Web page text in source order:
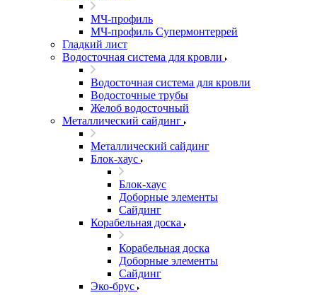
МЧ-профиль
МЧ-профиль Супермонтеррей
Гладкий лист
Водосточная система для кровли
Водосточная система для кровли
Водосточные трубы
Желоб водосточный
Металлический сайдинг
Металлический сайдинг
Блок-хаус
Блок-хаус
Доборные элементы
Сайдинг
Корабельная доска
Корабельная доска
Доборные элементы
Сайдинг
Эко-брус